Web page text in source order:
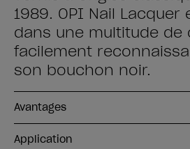
1989. OPI Nail
dans une multitude de
facilement
son bouchon noir.
Avantages
Application